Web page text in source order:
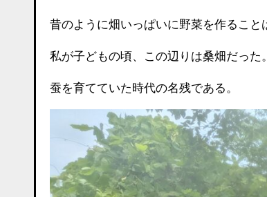
昔のように畑いっぱいに野菜を作ること
私が子どもの頃、この辺りは桑畑だった。
蚕を育てていた時代の名残である。